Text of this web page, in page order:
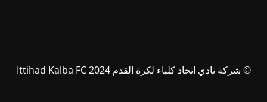
© شركة نادي اتحاد كلباء لكرة القدم Ittihad Kalba FC 2024